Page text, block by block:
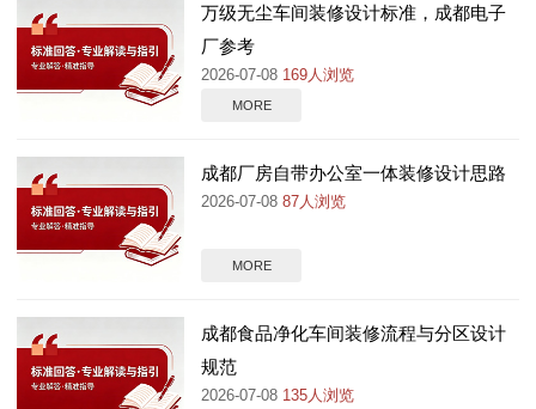
万级无尘车间装修设计标准，成都电子
厂参考
2026-07-08 169人浏览
MORE
成都厂房自带办公室一体装修设计思路
2026-07-08 87人浏览
MORE
成都食品净化车间装修流程与分区设计
规范
2026-07-08 135人浏览